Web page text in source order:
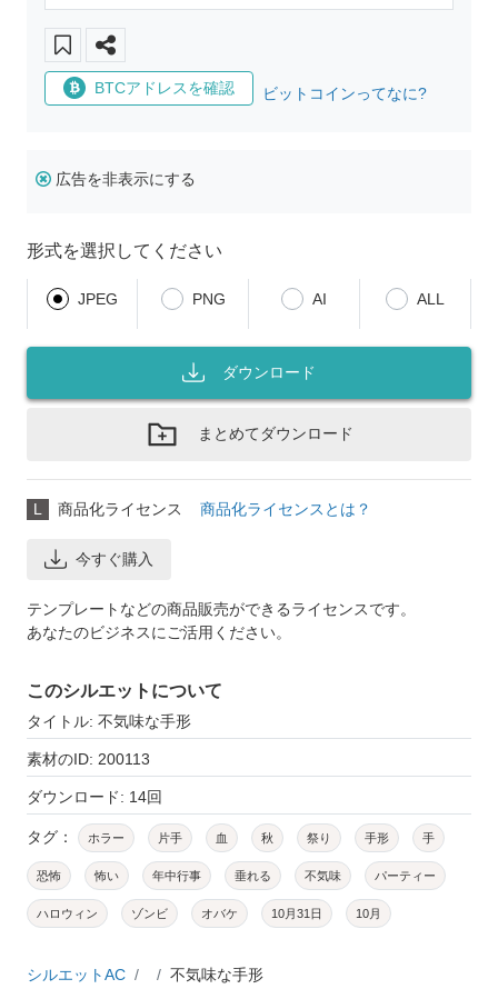
BTCアドレスを確認 ビットコインってなに?
広告を非表示にする
形式を選択してください
JPEG PNG AI ALL
ダウンロード
まとめてダウンロード
L 商品化ライセンス 商品化ライセンスとは？
今すぐ購入
テンプレートなどの商品販売ができるライセンスです。
あなたのビジネスにご活用ください。
このシルエットについて
タイトル: 不気味な手形
素材のID: 200113
ダウンロード: 14回
タグ： ホラー 片手 血 秋 祭り 手形 手
恐怖 怖い 年中行事 垂れる 不気味 パーティー
ハロウィン ゾンビ オバケ 10月31日 10月
シルエットAC 不気味な手形